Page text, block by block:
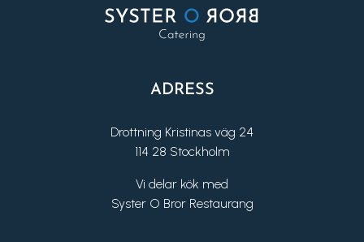
ADRESS
Drottning Kristinas väg 24
114 28 Stockholm
Vi delar kök med
Syster O Bror Restaurang